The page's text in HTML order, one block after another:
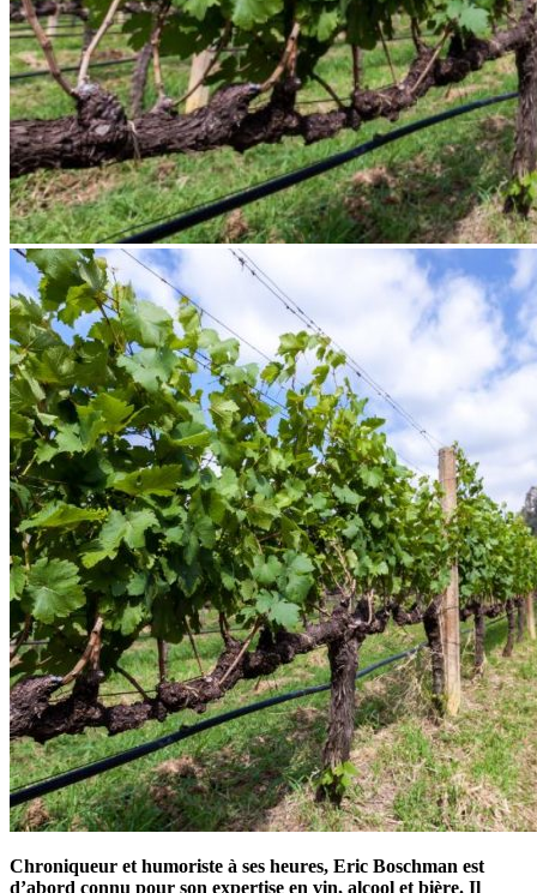
Chroniqueur et humoriste à ses heures, Eric Boschman est
d’abord connu pour son expertise en vin, alcool et bière. Il